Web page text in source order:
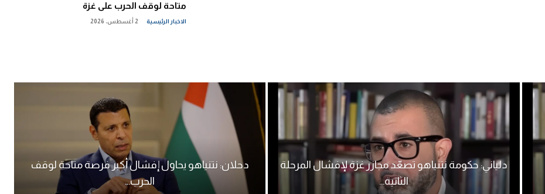
متاحة لوقف الحرب على غزة
الاخبار الرئيسية 2 أغسطس، 2026
دلياني: حكومة نتنياهو تصعّد مجازر غزة لإفشال المرحلة
الثانية...
دحلان: نتنياهو يحاول إفشال أكبر فرصة متاحة لوقف
الحرب...